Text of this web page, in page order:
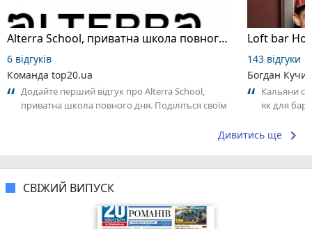
Alterra School, приватна школа повного дня
6 відгуків
Команда top20.ua
Додайте перший відгук про Alterra School,
приватна школа повного дня. Поділіться своїм
Loft bar
143 відгуки
Богдан
Кальяни
як для
Дивитись ще keyboard_arrow_right
СВІЖИЙ ВИПУСК